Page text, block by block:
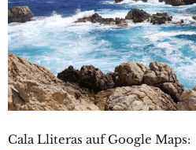
Cala Lliteras auf Google Maps: